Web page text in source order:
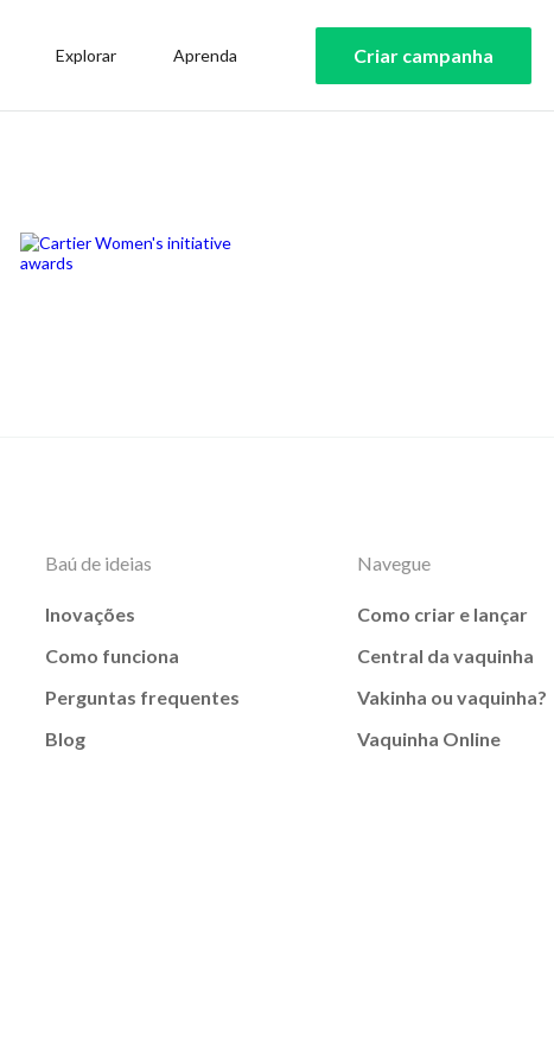
Explorar Aprenda Criar campanha
Baú de ideias
Inovações
Como funciona
Perguntas frequentes
Blog
Navegue
Como criar e lançar
Central da vaquinha
Vakinha ou vaquinha?
Vaquinha Online